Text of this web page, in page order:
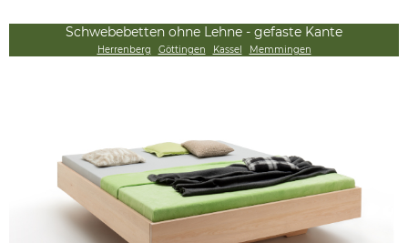
Schwebebetten ohne Lehne - gefaste Kante
Herrenberg Göttingen Kassel Memmingen